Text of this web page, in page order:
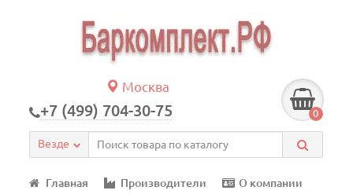
Москва
+7 (499) 704-30-75 0
Везде
Главная Производители
О компании